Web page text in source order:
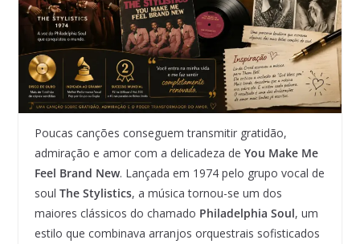
Poucas canções conseguem transmitir gratidão,
admiração e amor com a delicadeza de You Make Me
Feel Brand New. Lançada em 1974 pelo grupo vocal de
soul The Stylistics, a música tornou-se um dos
maiores clássicos do chamado Philadelphia Soul, um
estilo que combinava arranjos orquestrais sofisticados